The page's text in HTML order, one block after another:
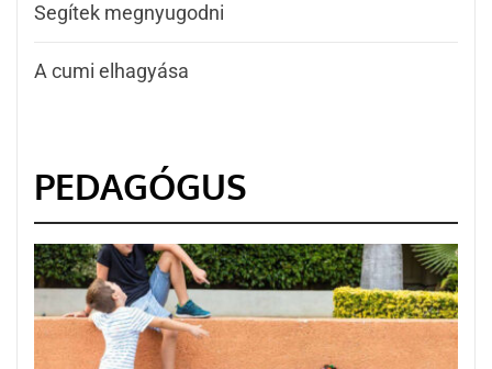
Segítek megnyugodni
A cumi elhagyása
PEDAGÓGUS